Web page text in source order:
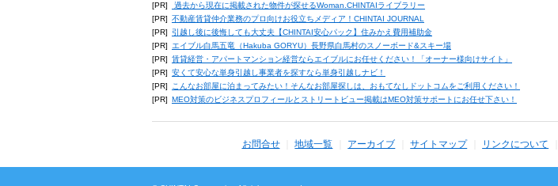
[PR]
過去から現在に掲載された物件が探せるWoman.CHINTAIライブラリー
[PR] 不動産賃貸仲介業務のプロ向けお役立ちメディア！CHINTAI JOURNAL
[PR]
引越し後に後悔しても大丈夫【CHINTAI安心パック】住みかえ費用補助金
[PR] エイブル白馬五竜（Hakuba GORYU）長野県白馬村のスノーボード&スキー場
[PR] 賃貸経営・アパートマンション経営ならエイブルにお任せください！「オーナー様向けサイト」
[PR] 安くて安心な単身引越し事業者を探すなら単身引越しナビ！
[PR]
こんなお部屋に泊まってみたい！そんなお部屋探しは、おもてなしドットコムをご利用ください！
[PR] MEO対策のビジネスプロフィールとストリートビュー掲載はMEO対策サポートにお任せ下さい！
お問合せ 地域一覧 アーカイブ サイトマップ リンクについて